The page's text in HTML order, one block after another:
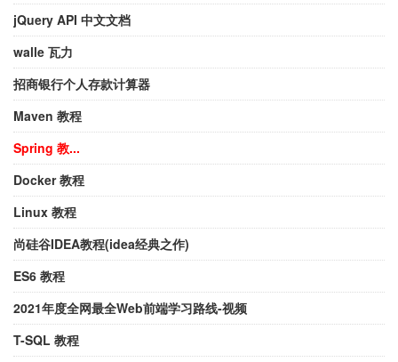
jQuery API 中文文档
walle 瓦力
招商银行个人存款计算器
Maven 教程
Spring 教...
Docker 教程
Linux 教程
尚硅谷IDEA教程(idea经典之作)
ES6 教程
2021年度全网最全Web前端学习路线-视频
T-SQL 教程